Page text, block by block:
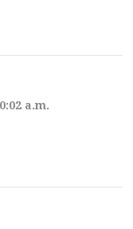
a.m.